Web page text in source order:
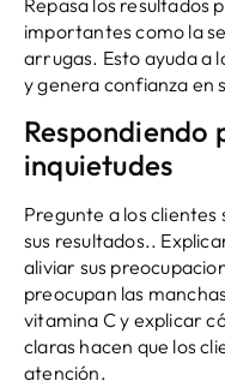
importantes como la
arrugas. Esto ayuda a
y genera confianza en
Respondiendo
inquietudes
Pregunte a los
sus resultados..
aliviar sus
preocupan las
vitamina C y explicar
claras hacen que los
atención.